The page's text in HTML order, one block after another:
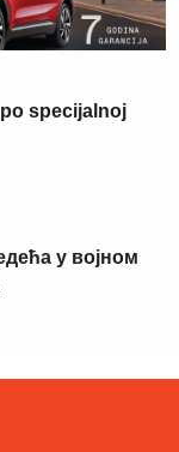
specijalnoj
у војном